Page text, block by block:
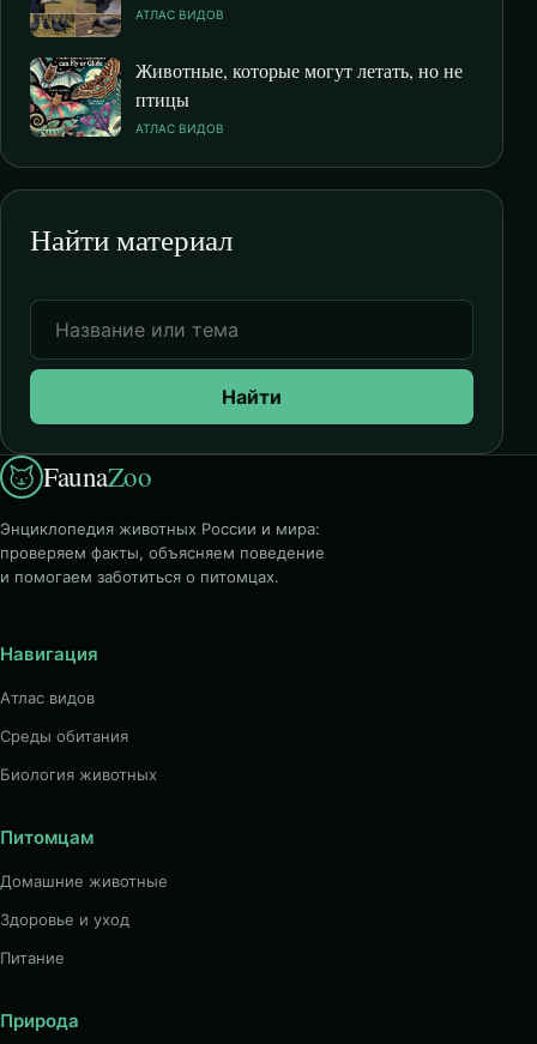
АТЛАС ВИДОВ
Животные, которые могут летать, но не
птицы
АТЛАС ВИДОВ
Найти материал
Найти
FaunaZoo
Энциклопедия животных России и мира:
проверяем факты, объясняем поведение
и помогаем заботиться о питомцах.
Навигация
Атлас видов
Среды обитания
Биология животных
Питомцам
Домашние животные
Здоровье и уход
Питание
Природа